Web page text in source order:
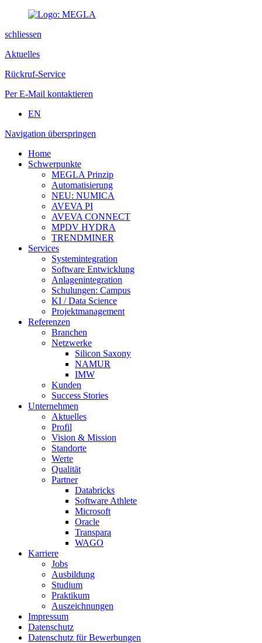
schliessen
Aktuelles
Rückruf-Service
Per E-Mail kontaktieren
EN
Navigation überspringen
Home
Schwerpunkte
MEGLA Prinzip
Automatisierung
NEU: NUMICA
AVEVA PI
AVEVA CONNECT
MPDV HYDRA
TRENDMINER
Services
Systemintegration
Software Entwicklung
Anlagenintegration
Schulungen: Campus
KI / Data Science
Projektmanagement
Referenzen
Branchen
Netzwerke
Silicon Saxony
NAMUR
IMW
Kunden
Success Stories
Unternehmen
Aktuelles
Profil
Vision & Mission
Standorte
Werte
Qualität
Partner
Databricks
Software Athlete
Microsoft
Oracle
Transpara
WAGO
Karriere
Jobs
Ausbildung
Studium
Praktikum
Auszeichnungen
Impressum
Datenschutz
Datenschutz für Bewerbungen